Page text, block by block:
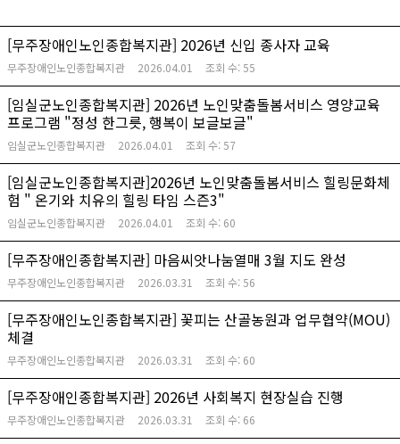
[무주장애인노인종합복지관] 2026년 신입 종사자 교육
무주장애인노인종합복지관 2026.04.01 조회 수:55
[임실군노인종합복지관] 2026년 노인맞춤돌봄서비스 영양교육
프로그램 "정성 한그릇, 행복이 보글보글"
임실군노인종합복지관 2026.04.01 조회 수:57
[임실군노인종합복지관]2026년 노인맞춤돌봄서비스 힐링문화체
험 " 온기와 치유의 힐링 타임 스즌3"
임실군노인종합복지관 2026.04.01 조회 수: 60
[무주장애인종합복지관] 마음씨앗나눔열매 3월 지도 완성
무주장애인노인종합복지관 2026.03.31 조회 수:56
[무주장애인노인종합복지관] 꽃피는 산골농원과 업무협약(MOU)
체결
무주장애인노인종합복지관 2026.03.31 조회 수: 60
[무주장애인종합복지관] 2026년 사회복지 현장실습 진행
무주장애인노인종합복지관 2026.03.31 조회 수: 66